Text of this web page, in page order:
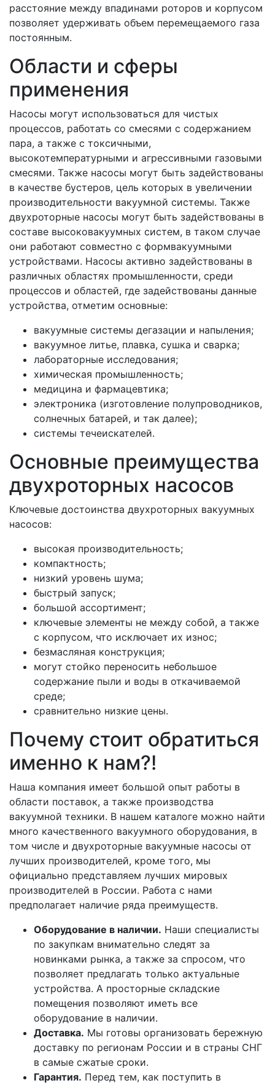
расстояние между впадинами роторов и корпусом
позволяет удерживать объем перемещаемого газа
постоянным.
Области и сферы
применения
Насосы могут использоваться для чистых
процессов, работать со смесями с содержанием
пара, а также с токсичными,
высокотемпературными и агрессивными газовыми
смесями. Также насосы могут быть задействованы
в качестве бустеров, цель которых в увеличении
производительности вакуумной системы. Также
двухроторные насосы могут быть задействованы в
составе высоковакуумных систем, в таком случае
они работают совместно с формвакуумными
устройствами. Насосы активно задействованы в
различных областях промышленности, среди
процессов и областей, где задействованы данные
устройства, отметим основные:
вакуумные системы дегазации и напыления;
вакуумное литье, плавка, сушка и сварка;
лабораторные исследования;
химическая промышленность;
медицина и фармацевтика;
электроника (изготовление полупроводников,
солнечных батарей, и так далее);
системы течеискателей.
Основные преимущества
двухроторных насосов
Ключевые достоинства двухроторных вакуумных
насосов:
высокая производительность;
компактность;
низкий уровень шума;
быстрый запуск;
большой ассортимент;
ключевые элементы не между собой, а также
с корпусом, что исключает их износ;
безмасляная конструкция;
могут стойко переносить небольшое
содержание пыли и воды в откачиваемой
среде;
сравнительно низкие цены.
Почему стоит обратиться
именно к нам?!
Наша компания имеет большой опыт работы в
области поставок, а также производства
вакуумной техники. В нашем каталоге можно найти
много качественного вакуумного оборудования, в
том числе и двухроторные вакуумные насосы от
лучших производителей, кроме того, мы
официально представляем лучших мировых
производителей в России. Работа с нами
предполагает наличие ряда преимуществ.
Оборудование в наличии. Наши специалисты
по закупкам внимательно следят за
новинками рынка, а также за спросом, что
позволяет предлагать только актуальные
устройства. А просторные складские
помещения позволяют иметь все
оборудование в наличии.
Доставка. Мы готовы организовать бережную
доставку по регионам России и в страны СНГ
в самые сжатые сроки.
Гарантия. Перед тем, как поступить в